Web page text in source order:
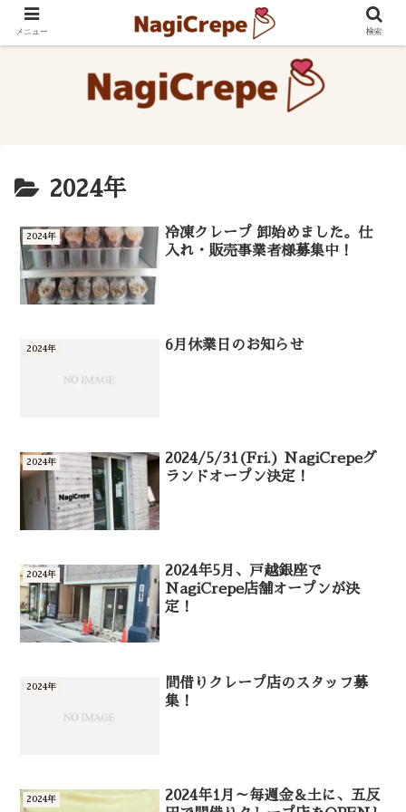
2024年
2024年
冷凍クレープ 卸始めました。仕
入れ・販売事業者様募集中！
2024年 6月休業日のお知らせ
2024年
2024/5/31(Fri.) NagiCrepeグ
ランドオープン決定！
2024年
2024年5月、戸越銀座で
NagiCrepe店舗オープンが決
定！
2024年
間借りクレープ店のスタッフ募
集！
2024年
2024年1月～毎週金＆土に、五反
メニュー 検索